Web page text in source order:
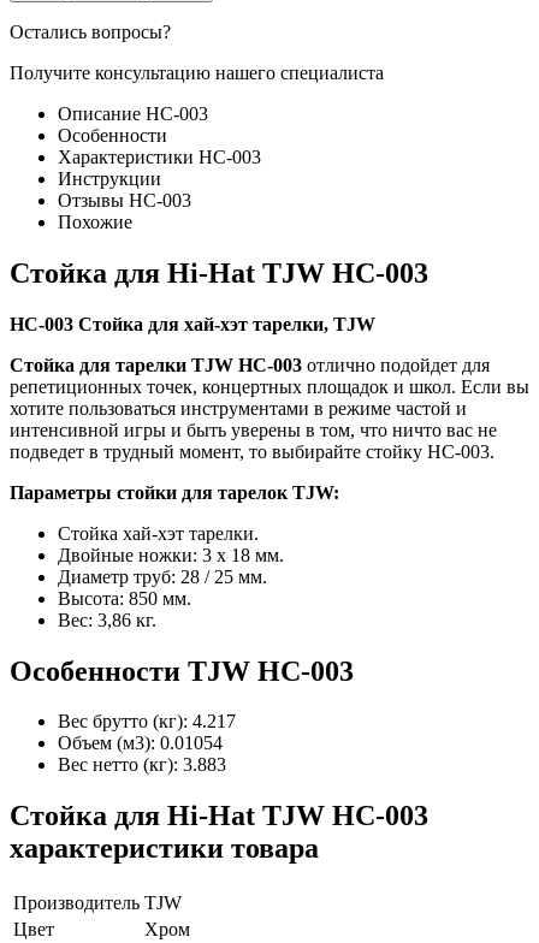
Остались вопросы?
Получите консультацию нашего специалиста
Описание HC-003
Особенности
Характеристики HC-003
Инструкции
Отзывы HC-003
Похожие
Стойка для Hi-Hat TJW HC-003
HC-003 Стойка для хай-хэт тарелки, TJW
Стойка для тарелки TJW HC-003 отлично подойдет для
репетиционных точек, концертных площадок и школ. Если вы
хотите пользоваться инструментами в режиме частой и
интенсивной игры и быть уверены в том, что ничто вас не
подведет в трудный момент, то выбирайте стойку HC-003.
Параметры стойки для тарелок TJW:
Стойка хай-хэт тарелки.
Двойные ножки: 3 х 18 мм.
Диаметр труб: 28 / 25 мм.
Высота: 850 мм.
Вес: 3,86 кг.
Особенности TJW HC-003
Вес брутто (кг): 4.217
Объем (м3): 0.01054
Вес нетто (кг): 3.883
Стойка для Hi-Hat TJW HC-003
характеристики товара
Производитель TJW
Цвет
Хром